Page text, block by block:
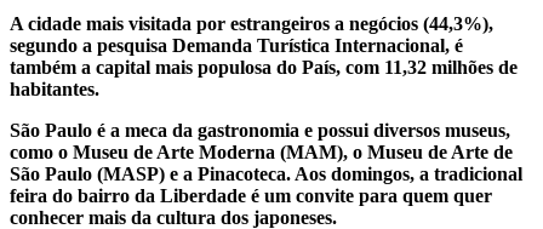
A cidade mais visitada por estrangeiros a negócios (44,3%),
segundo a pesquisa Demanda Turística Internacional, é
também a capital mais populosa do País, com 11,32 milhões de
habitantes.
São Paulo é a meca da gastronomia e possui diversos museus,
como o Museu de Arte Moderna (MAM), o Museu de Arte de
São Paulo (MASP) e a Pinacoteca. Aos domingos, a tradicional
feira do bairro da Liberdade é um convite para quem quer
conhecer mais da cultura dos japoneses.